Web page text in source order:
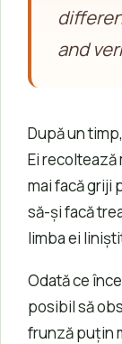
and
După un
Ei recoltează
mai facă griji
să-și facă
limba ei
Odată ce
posibil să
frunză puțin